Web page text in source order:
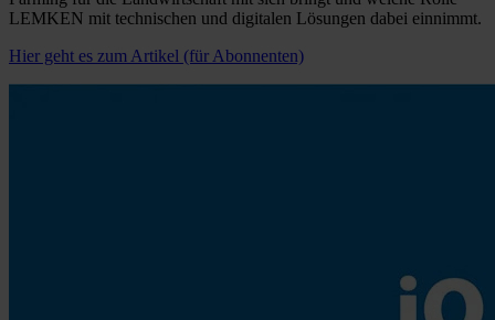
LEMKEN mit technischen und digitalen Lösungen dabei einnimmt.
Hier geht es zum Artikel (für Abonnenten)